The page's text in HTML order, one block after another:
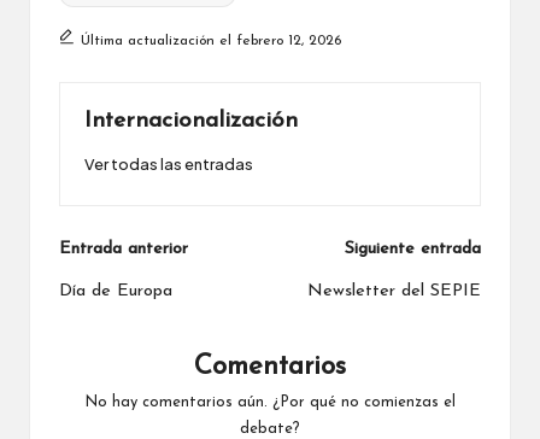
Última actualización el febrero 12, 2026
Internacionalización
Ver todas las entradas
Navegación
de
Entrada anterior
Día de Europa
Siguiente entrada
Newsletter del SEPIE
Comentarios
No hay comentarios aún. ¿Por qué no comienzas el
debate?